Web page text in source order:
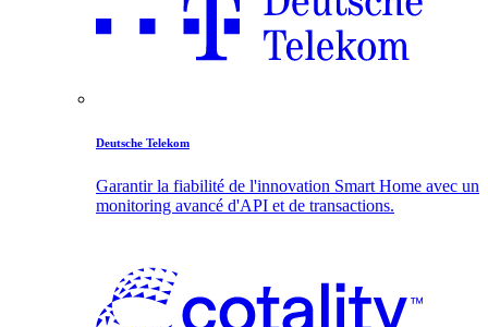
Deutsche Telekom
Garantir la fiabilité de l'innovation Smart Home avec un
monitoring avancé d'API et de transactions.